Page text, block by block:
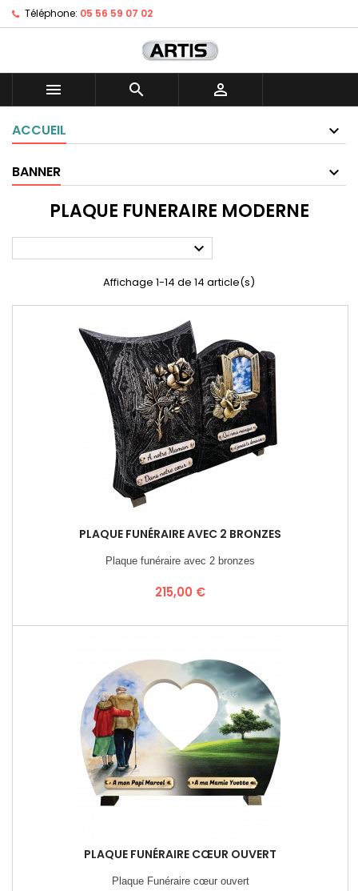
Téléphone: 05 56 59 07 02
  
ACCUEIL
BANNER
PLAQUE FUNERAIRE MODERNE

Affichage 1-14 de 14 article(s)
PLAQUE FUNÉRAIRE AVEC 2 BRONZES
Plaque funéraire avec 2 bronzes
Prix
215,00 €
PLAQUE FUNÉRAIRE CŒUR OUVERT
Plaque Funéraire cœur ouvert